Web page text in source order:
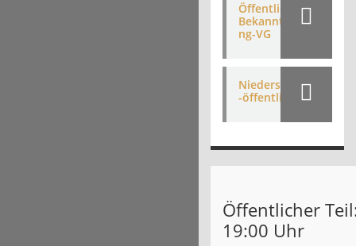
Öffentliche
Bekanntmachu
ng-VG
Niederschrift
-öffentlich-VG
Öffentlicher
19:00 Uhr